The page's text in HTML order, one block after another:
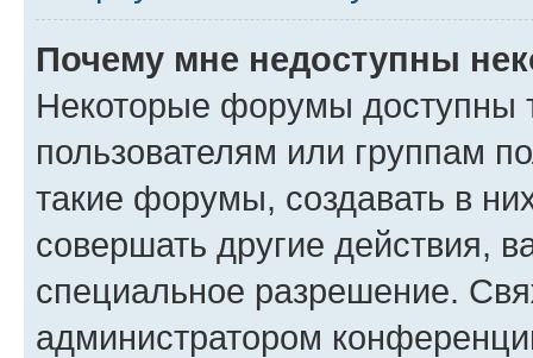
Почему мне недоступны
Некоторые форумы доступны
пользователям или группам
такие форумы, создавать в
совершать другие действия,
специальное разрешение.
администратором